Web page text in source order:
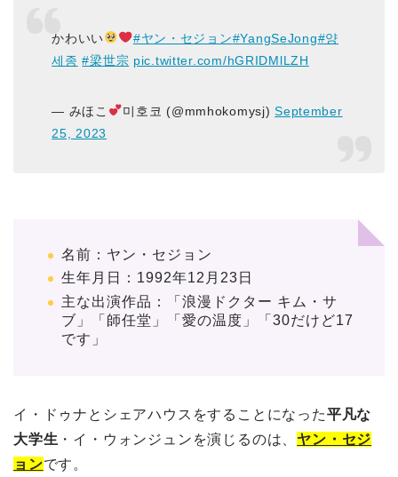
かわいい #ヤン・セジョン#YangSeJong#양
세종 #梁世宗 pic.twitter.com/hGRIDMlLZH
— みほこ 미호코 (@mmhokomysj)September
25, 2023
名前：ヤン・セジョン
生年月日：1992年12月23日
主な出演作品：「浪漫ドクター キム・サ
ブ」「師任堂」「愛の温度」「30だけど17
です」
イ・ドゥナとシェアハウスをすることになった平凡な
大学生 ・イ・ウォンジュンを演じるのは、 ヤン・セジ
ョンです。